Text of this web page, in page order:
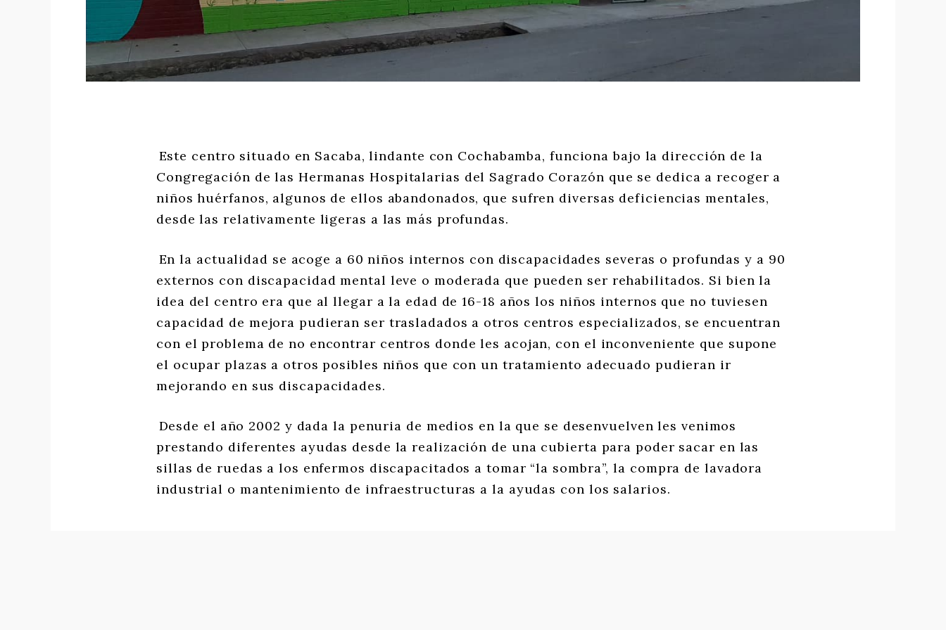
Este centro situado en Sacaba, lindante con Cochabamba, funciona bajo la dirección de la
Congregación de las Hermanas Hospitalarias del Sagrado Corazón que se dedica a recoger a
niños huérfanos, algunos de ellos abandonados, que sufren diversas deficiencias mentales,
desde las relativamente ligeras a las más profundas.
En la actualidad se acoge a 60 niños internos con discapacidades severas o profundas y a 90
externos con discapacidad mental leve o moderada que pueden ser rehabilitados. Si bien la
idea del centro era que al llegar a la edad de 16-18 años los niños internos que no tuviesen
capacidad de mejora pudieran ser trasladados a otros centros especializados, se encuentran
con el problema de no encontrar centros donde les acojan, con el inconveniente que supone
el ocupar plazas a otros posibles niños que con un tratamiento adecuado pudieran ir
mejorando en sus discapacidades.
Desde el año 2002 y dada la penuria de medios en la que se desenvuelven les venimos
prestando diferentes ayudas desde la realización de una cubierta para poder sacar en las
sillas de ruedas a los enfermos discapacitados a tomar “la sombra”, la compra de lavadora
industrial o mantenimiento de infraestructuras a la ayudas con los salarios.